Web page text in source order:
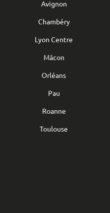
Avignon
Chambéry
Lyon Centre
Mâcon
Orléans
Pau
Roanne
Toulouse